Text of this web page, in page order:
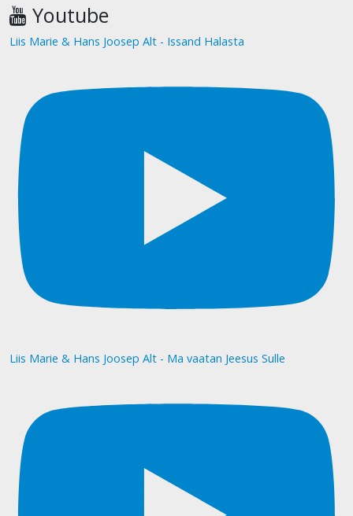
Youtube
Liis Marie & Hans Joosep Alt - Issand Halasta
Liis Marie & Hans Joosep Alt - Ma vaatan Jeesus Sulle